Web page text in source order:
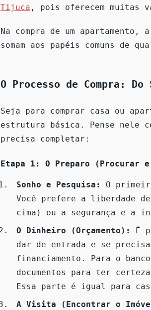
Tijuca , pois oferecem muitas
Na compra de um apartamento,
somam aos papéis comuns de
O Processo de Compra: Do
Seja para comprar casa ou
estrutura básica. Pense nele
precisa completar:
Etapa 1: O Preparo (Procurar e
Sonho e Pesquisa:
O
Você prefere a liberdade de
cima) ou a segurança e a
O Dinheiro (Orçamento):
É
dar de entrada e se
financiamento. Para o
documentos para ter
Essa parte é igual para
A Visita (Encontrar o